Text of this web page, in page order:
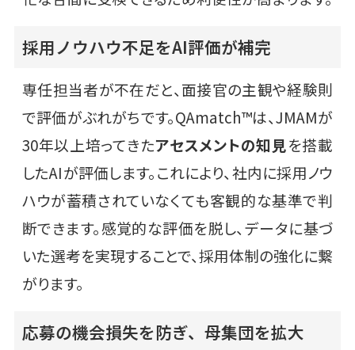
採用ノウハウ不足をAI評価が補完
専任担当者が不在だと、面接官の主観や経験則
で評価がぶれがちです。QAmatch™は、JMAMが
30年以上培ってきたアセスメントの知見を搭載
したAIが評価します。これにより、社内に採用ノウ
ハウが蓄積されていなくても客観的な基準で判
断できます。感覚的な評価を脱し、データに基づ
いた選考を実現することで、採用体制の強化に繋
がります。
応募の機会損失を防ぎ、母集団を拡大